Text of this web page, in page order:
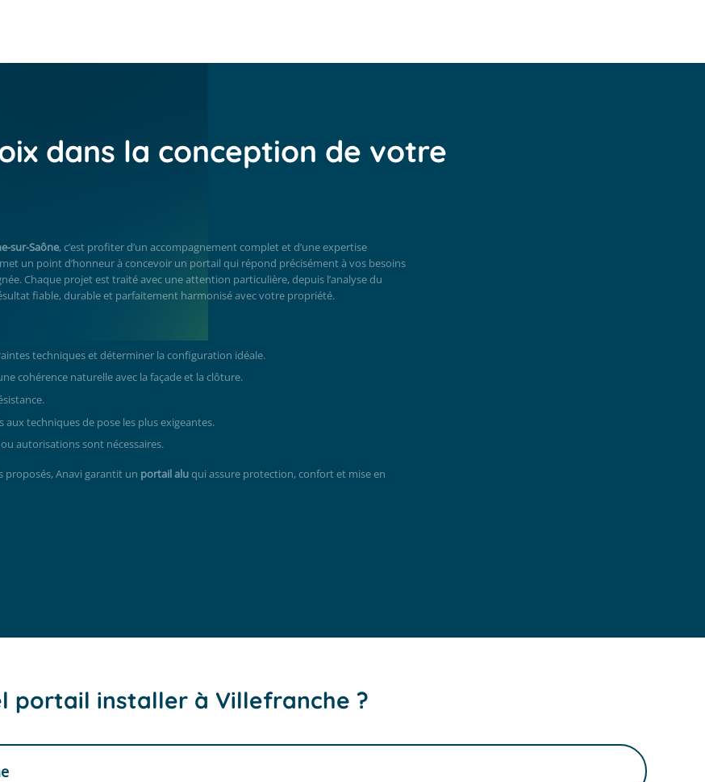
dans la conception de votre
sur-Saône, c’est profiter d’un accompagnement complet et d’une expertise
un point d’honneur à concevoir un portail qui répond précisément à vos besoins
Chaque projet est traité avec une attention particulière, depuis l’analyse du
fiable, durable et parfaitement harmonisé avec votre propriété.
techniques et déterminer la configuration idéale.
cohérence naturelle avec la façade et la clôture.
techniques de pose les plus exigeantes.
autorisations sont nécessaires.
proposés, Anavi garantit un portail aluqui assure protection, confort et mise en
portail installer à Villefranche ?